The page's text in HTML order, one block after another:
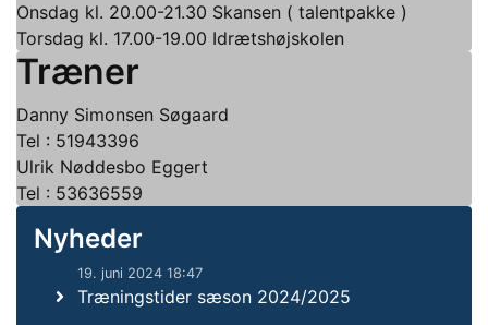
Onsdag kl. 20.00-21.30 Skansen ( talentpakke )
Torsdag kl. 17.00-19.00 Idrætshøjskolen
Træner
Danny Simonsen Søgaard
Tel : 51943396
Ulrik Nøddesbo Eggert
Tel : 53636559
Nyheder
19. juni 2024 18:47
Træningstider sæson 2024/2025